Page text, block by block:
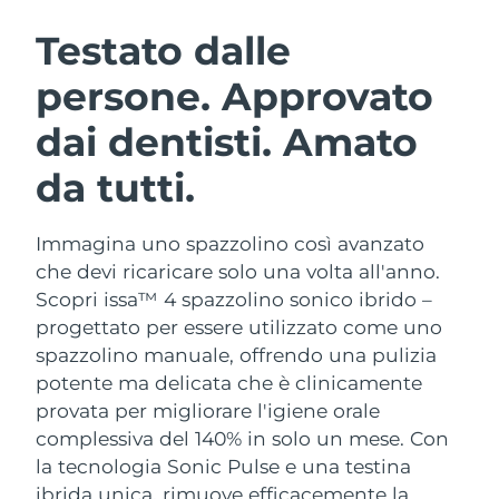
Testato dalle
persone. Approvato
dai dentisti. Amato
da tutti.
Immagina uno spazzolino così avanzato
che devi ricaricare solo una volta all'anno.
Scopri issa™ 4 spazzolino sonico ibrido –
progettato per essere utilizzato come uno
spazzolino manuale, offrendo una pulizia
potente ma delicata che è clinicamente
provata per migliorare l'igiene orale
complessiva del 140% in solo un mese. Con
la tecnologia Sonic Pulse e una testina
ibrida unica, rimuove efficacemente la
Detersione viso
LUNA™ 4 pacchetto
Anti-aging massage
LUNA™ 4 Plus
Massage, LED heating
LUNA™ 4 Men
For men, anti-aging massage
Lifting viso
BEAR™ 2 pacchetto
Microcurrent toning
BEAR™ 2 go
Microcurrent toning on-the-go
BEAR™ 2 eyes & lips
Microcurrent line smoothing device
Idratazione
UFO™ 3 pacchetto
Deep facial hydration
UFO™ 3 LED
Near-infrared and red light therapy
device
Igiene orale
issa™ 4
Hybrid silicone sonic toothbrush
issa™ 4 plus
Smart hybrid silicone sonic toothbrush
TRATTAMENTI ANTI-AGE FAQ™
Anti-age Trattamenti LED
NEW
Austria
Bahrein Consegna stimata9/8/26
Belgio Consegna stimata8/8/26
Bermuda
Bosnia ed
Erzegovina
Consegna stimata11/8/26
Brunei Consegna stimata 13/8/26
Bulgaria Consegna stimata
Canada Consegna stimata
Cile Consegna stimata12/8/26